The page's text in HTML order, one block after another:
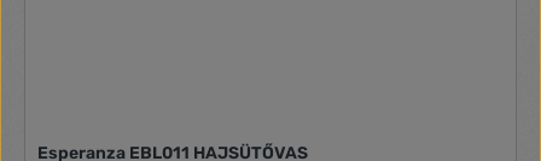
Esperanza EBL011 HAJSÜTŐVAS